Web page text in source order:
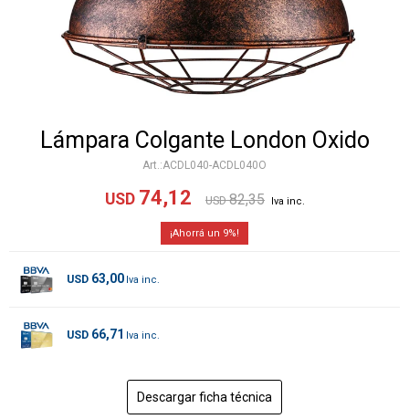
Lámpara Colgante London Oxido
ACDL040-ACDL040O
USD 74,12 USD 82,35
9
USD 63,00
USD 66,71
Descargar ficha técnica